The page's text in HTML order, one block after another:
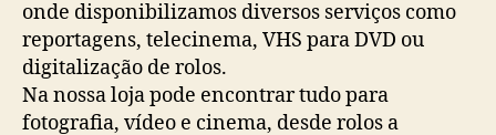
onde disponibilizamos diversos serviços como
reportagens, telecinema, VHS para DVD ou
digitalização de rolos.
Na nossa loja pode encontrar tudo para
fotografia, vídeo e cinema, desde rolos a